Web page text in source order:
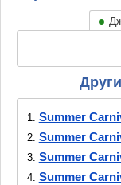
1. Summer
2. Summer
3. Summer
4. Summer